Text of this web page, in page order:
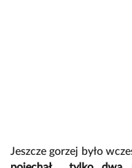
Jeszcze gorzej było